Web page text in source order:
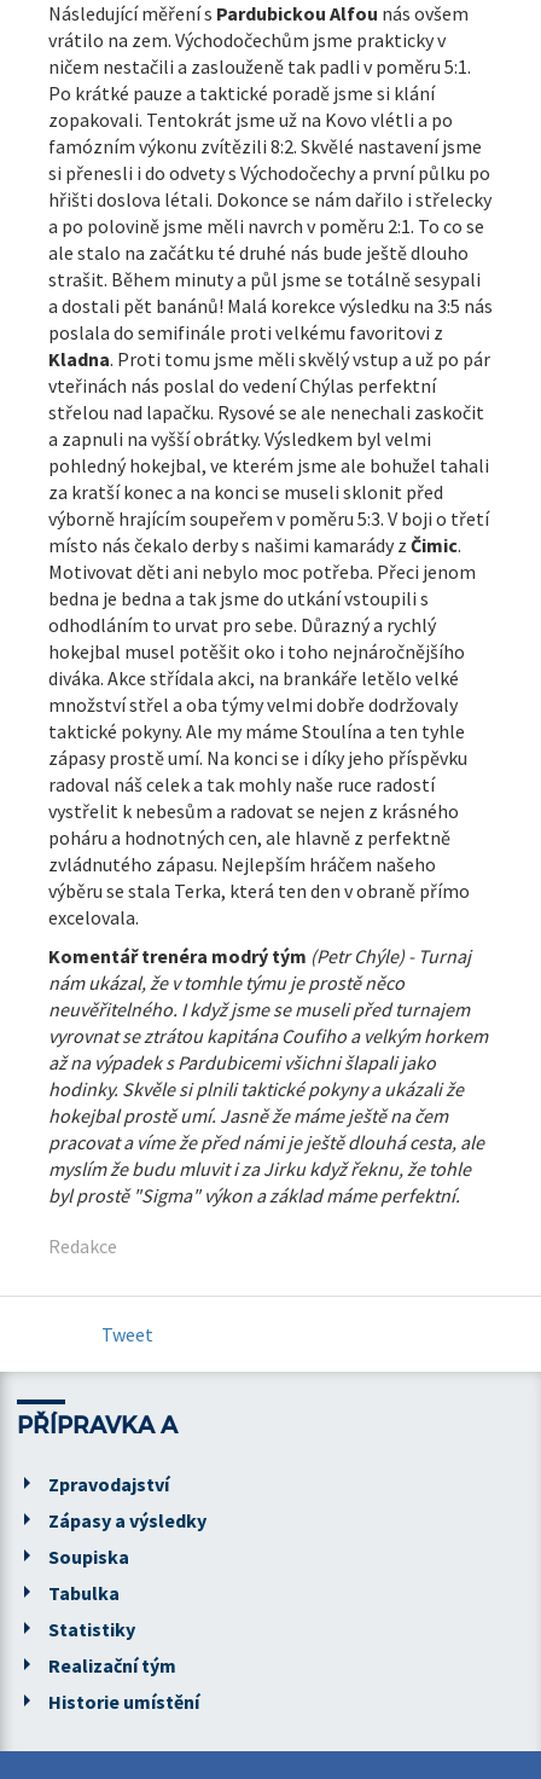
Následující měření s Pardubickou Alfou nás ovšem
vrátilo na zem. Východočechům jsme prakticky v
ničem nestačili a zaslouženě tak padli v poměru 5:1.
Po krátké pauze a taktické poradě jsme si klání
zopakovali. Tentokrát jsme už na Kovo vlétli a po
famózním výkonu zvítězili 8:2. Skvělé nastavení jsme
si přenesli i do odvety s Východočechy a první půlku po
hřišti doslova létali. Dokonce se nám dařilo i střelecky
a po polovině jsme měli navrch v poměru 2:1. To co se
ale stalo na začátku té druhé nás bude ještě dlouho
strašit. Během minuty a půl jsme se totálně sesypali
a dostali pět banánů! Malá korekce výsledku na 3:5 nás
poslala do semifinále proti velkému favoritovi z
Kladna. Proti tomu jsme měli skvělý vstup a už po pár
vteřinách nás poslal do vedení Chýlas perfektní
střelou nad lapačku. Rysové se ale nenechali zaskočit
a zapnuli na vyšší obrátky. Výsledkem byl velmi
pohledný hokejbal, ve kterém jsme ale bohužel tahali
za kratší konec a na konci se museli sklonit před
výborně hrajícím soupeřem v poměru 5:3. V boji o třetí
místo nás čekalo derby s našimi kamarády z Čimic.
Motivovat děti ani nebylo moc potřeba. Přeci jenom
bedna je bedna a tak jsme do utkání vstoupili s
odhodláním to urvat pro sebe. Důrazný a rychlý
hokejbal musel potěšit oko i toho nejnáročnějšího
diváka. Akce střídala akci, na brankáře letělo velké
množství střel a oba týmy velmi dobře dodržovaly
taktické pokyny. Ale my máme Stoulína a ten tyhle
zápasy prostě umí. Na konci se i díky jeho příspěvku
radoval náš celek a tak mohly naše ruce radostí
vystřelit k nebesům a radovat se nejen z krásného
poháru a hodnotných cen, ale hlavně z perfektně
zvládnutého zápasu. Nejlepším hráčem našeho
výběru se stala Terka, která ten den v obraně přímo
excelovala.
Komentář trenéra modrý tým (Petr Chýle) - Turnaj
nám ukázal, že v tomhle týmu je prostě něco
neuvěřitelného. I když jsme se museli před turnajem
vyrovnat se ztrátou kapitána Coufiho a velkým horkem
až na výpadek s Pardubicemi všichni šlapali jako
hodinky. Skvěle si plnili taktické pokyny a ukázali že
hokejbal prostě umí. Jasně že máme ještě na čem
pracovat a víme že před námi je ještě dlouhá cesta, ale
myslím že budu mluvit i za Jirku když řeknu, že tohle
byl prostě "Sigma" výkon a základ máme perfektní.
Redakce
Tweet
PŘÍPRAVKA A
Zpravodajství
Zápasy a výsledky
Soupiska
Tabulka
Statistiky
Realizační tým
Historie umístění